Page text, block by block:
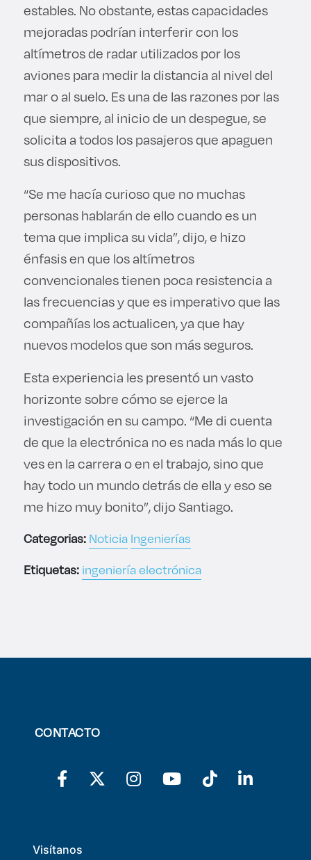
estables. No obstante, estas capacidades
mejoradas podrían interferir con los
altímetros de radar utilizados por los
aviones para medir la distancia al nivel del
mar o al suelo. Es una de las razones por las
que siempre, al inicio de un despegue, se
solicita a todos los pasajeros que apaguen
sus dispositivos.
“Se me hacía curioso que no muchas
personas hablarán de ello cuando es un
tema que implica su vida”, dijo, e hizo
énfasis en que los altímetros
convencionales tienen poca resistencia a
las frecuencias y que es imperativo que las
compañías los actualicen, ya que hay
nuevos modelos que son más seguros.
Esta experiencia les presentó un vasto
horizonte sobre cómo se ejerce la
investigación en su campo. “Me di cuenta
de que la electrónica no es nada más lo que
ves en la carrera o en el trabajo, sino que
hay todo un mundo detrás de ella y eso se
me hizo muy bonito”, dijo Santiago.
Categorias:Noticia Ingenierías
Etiquetas:ingeniería electrónica
CONTACTO
Visítanos